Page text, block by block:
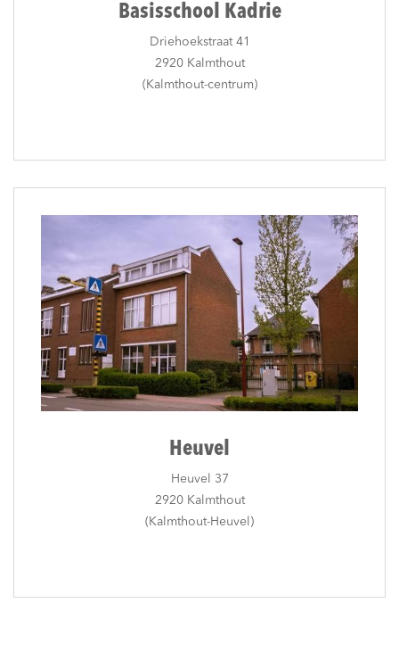
Basisschool Kadrie
Driehoekstraat 41
2920 Kalmthout
(Kalmthout-centrum)
Heuvel
Heuvel 37
2920 Kalmthout
(Kalmthout-Heuvel)